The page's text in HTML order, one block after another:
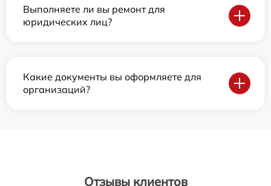
Выполняете ли вы ремонт для
юридических лиц?
Какие документы вы оформляете для
организаций?
Отзывы клиентов